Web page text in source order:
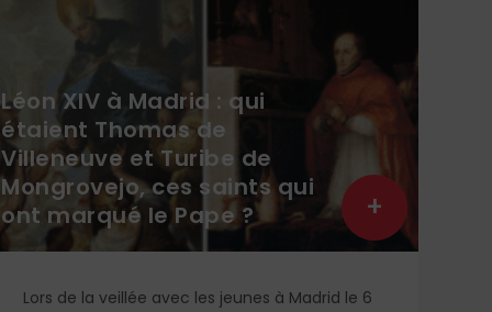
Léon XIV à Madrid : qui
étaient Thomas de
Villeneuve et Turibe de
Mongrovejo, ces saints qui
ont marqué le Pape ?
Lors de la veillée avec les jeunes à Madrid le 6
+